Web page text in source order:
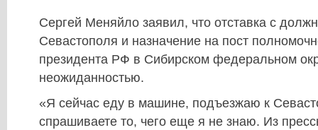
Сергей Меняйло заявил, что отставка с
Севастополя и назначение на пост
президента РФ в Сибирском федеральном
неожиданностью.
«Я сейчас еду в машине, подъезжаю к
спрашиваете то, чего еще я не знаю. Из